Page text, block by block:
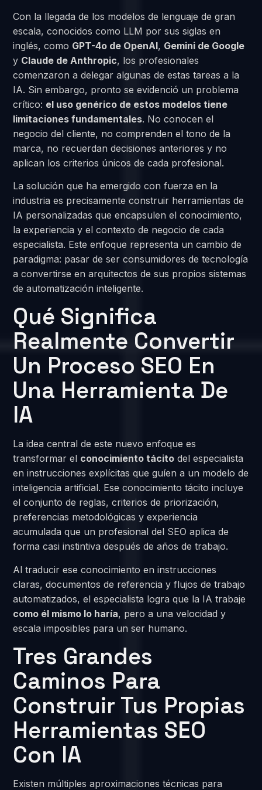
Con la llegada de los modelos de lenguaje de gran
escala, conocidos como LLM por sus siglas en
inglés, como GPT-4o de OpenAI, Gemini de Google
y Claude de Anthropic, los profesionales
comenzaron a delegar algunas de estas tareas a la
IA. Sin embargo, pronto se evidenció un problema
crítico: el uso genérico de estos modelos tiene
limitaciones fundamentales. No conocen el
negocio del cliente, no comprenden el tono de la
marca, no recuerdan decisiones anteriores y no
aplican los criterios únicos de cada profesional.
La solución que ha emergido con fuerza en la
industria es precisamente construir herramientas de
IA personalizadas que encapsulen el conocimiento,
la experiencia y el contexto de negocio de cada
especialista. Este enfoque representa un cambio de
paradigma: pasar de ser consumidores de tecnología
a convertirse en arquitectos de sus propios sistemas
de automatización inteligente.
Qué Significa
Realmente Convertir
Un Proceso SEO En
Una Herramienta De
IA
La idea central de este nuevo enfoque es
transformar el conocimiento tácito del especialista
en instrucciones explícitas que guíen a un modelo de
inteligencia artificial. Ese conocimiento tácito incluye
el conjunto de reglas, criterios de priorización,
preferencias metodológicas y experiencia
acumulada que un profesional del SEO aplica de
forma casi instintiva después de años de trabajo.
Al traducir ese conocimiento en instrucciones
claras, documentos de referencia y flujos de trabajo
automatizados, el especialista logra que la IA trabaje
como él mismo lo haría, pero a una velocidad y
escala imposibles para un ser humano.
Tres Grandes
Caminos Para
Construir Tus Propias
Herramientas SEO
Con IA
Existen múltiples aproximaciones técnicas para